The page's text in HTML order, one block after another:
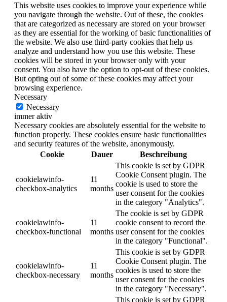
This website uses cookies to improve your experience while
you navigate through the website. Out of these, the cookies
that are categorized as necessary are stored on your browser
as they are essential for the working of basic functionalities of
the website. We also use third-party cookies that help us
analyze and understand how you use this website. These
cookies will be stored in your browser only with your
consent. You also have the option to opt-out of these cookies.
But opting out of some of these cookies may affect your
browsing experience.
Necessary
Necessary
immer aktiv
Necessary cookies are absolutely essential for the website to
function properly. These cookies ensure basic functionalities
and security features of the website, anonymously.
Cookie
Dauer Beschreibung
cookielawinfo-
checkbox-analytics
11
months
This cookie is set by GDPR
Cookie Consent plugin. The
cookie is used to store the
user consent for the cookies
in the category "Analytics".
cookielawinfo-
checkbox-functional
11
months
The cookie is set by GDPR
cookie consent to record the
user consent for the cookies
in the category "Functional".
cookielawinfo-
checkbox-necessary
11
months
This cookie is set by GDPR
Cookie Consent plugin. The
cookies is used to store the
user consent for the cookies
in the category "Necessary".
This cookie is set by GDPR